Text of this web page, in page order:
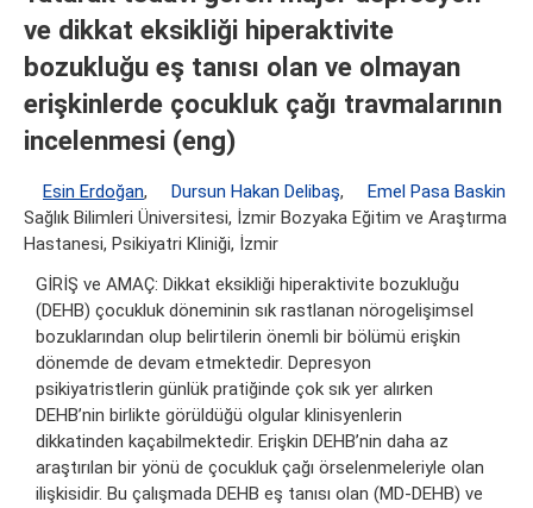
ve dikkat eksikliği hiperaktivite
bozukluğu eş tanısı olan ve olmayan
erişkinlerde çocukluk çağı travmalarının
incelenmesi (eng)
Esin Erdoğan, Dursun Hakan Delibaş,
Emel Pasa Baskin
Sağlık Bilimleri Üniversitesi, İzmir Bozyaka Eğitim ve Araştırma
Hastanesi, Psikiyatri Kliniği, İzmir
GİRİŞ ve AMAÇ: Dikkat eksikliği hiperaktivite bozukluğu
(DEHB) çocukluk döneminin sık rastlanan nörogelişimsel
bozuklarından olup belirtilerin önemli bir bölümü erişkin
dönemde de devam etmektedir. Depresyon
psikiyatristlerin günlük pratiğinde çok sık yer alırken
DEHB’nin birlikte görüldüğü olgular klinisyenlerin
dikkatinden kaçabilmektedir. Erişkin DEHB’nin daha az
araştırılan bir yönü de çocukluk çağı örselenmeleriyle olan
ilişkisidir. Bu çalışmada DEHB eş tanısı olan (MD-DEHB) ve